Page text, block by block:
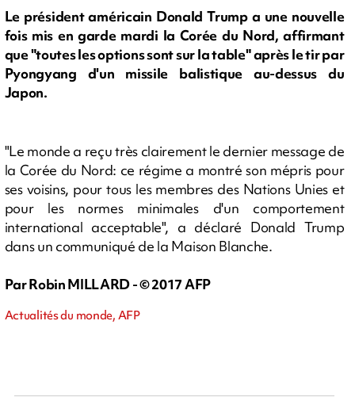
Le président américain Donald Trump a une nouvelle
fois mis en garde mardi la Corée du Nord, affirmant
que "toutes les options sont sur la table" après le tir par
Pyongyang d'un missile balistique au-dessus du
Japon.
"Le monde a reçu très clairement le dernier message de
la Corée du Nord: ce régime a montré son mépris pour
ses voisins, pour tous les membres des Nations Unies et
pour les normes minimales d'un comportement
international acceptable", a déclaré Donald Trump
dans un communiqué de la Maison Blanche.
Par Robin MILLARD - © 2017 AFP
Actualités du monde, AFP